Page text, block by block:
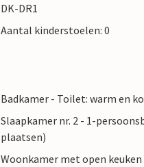
DK-DR1
Aantal kinderstoelen: 0
Badkamer - Toilet: warm en
Slaapkamer nr. 2 - 1-
plaatsen)
Woonkamer met open keuken